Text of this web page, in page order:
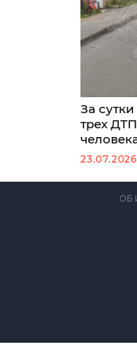
За
трех
23.07.2026
ОБ